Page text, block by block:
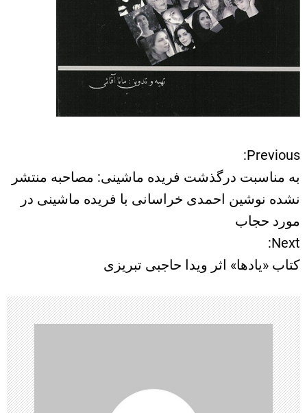
ر
ا
ه
ب
ر
ی
ن
و
Previous:
به مناسبت درگذشت فریده ماشینی: مصاحبه منتشر
نشده نوشین احمدی خراسانی با فریده ماشینی در
مورد حجاب
Next:
کتاب «یادها» اثر ویدا حاجبی تبریزی